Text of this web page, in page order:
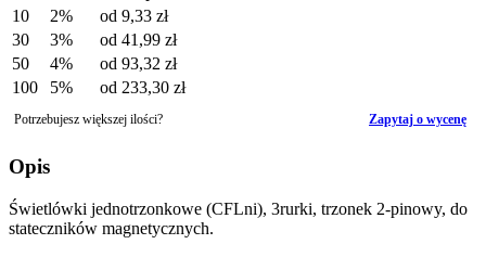
10
2% od 9,33 zł
30
3% od 41,99 zł
50
4% od 93,32 zł
100
5% od 233,30 zł
Potrzebujesz większej ilości? Zapytaj o wycenę
Opis
Świetlówki jednotrzonkowe (CFLni), 3rurki, trzonek 2-pinowy, do
stateczników magnetycznych.